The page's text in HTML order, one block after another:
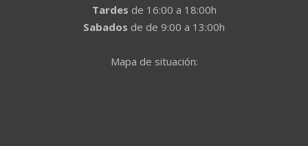
Tardes de 16:00 a 18:00h
Sabados de de 9:00 a 13:00h
Mapa de situación: